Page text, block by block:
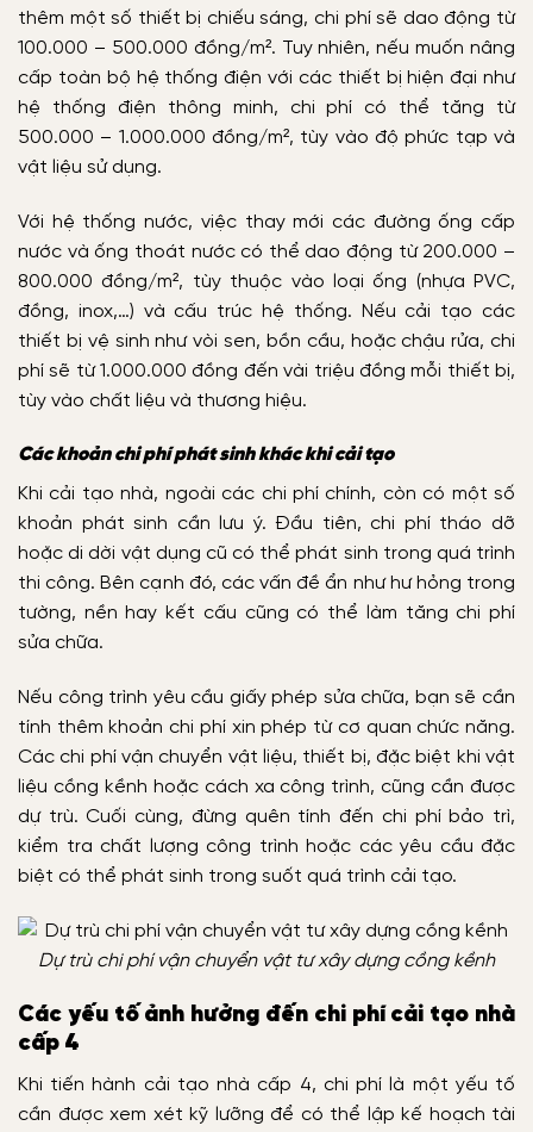
thêm một số thiết bị chiếu sáng, chi phí sẽ dao động từ
100.000 – 500.000 đồng/m². Tuy nhiên, nếu muốn nâng
cấp toàn bộ hệ thống điện với các thiết bị hiện đại như
hệ thống điện thông minh, chi phí có thể tăng từ
500.000 – 1.000.000 đồng/m², tùy vào độ phức tạp và
vật liệu sử dụng.
Với hệ thống nước, việc thay mới các đường ống cấp
nước và ống thoát nước có thể dao động từ 200.000 –
800.000 đồng/m², tùy thuộc vào loại ống (nhựa PVC,
đồng, inox,…) và cấu trúc hệ thống. Nếu cải tạo các
thiết bị vệ sinh như vòi sen, bồn cầu, hoặc chậu rửa, chi
phí sẽ từ 1.000.000 đồng đến vài triệu đồng mỗi thiết bị,
tùy vào chất liệu và thương hiệu.
Các khoản chi phí phát sinh khác khi cải tạo
Khi cải tạo nhà, ngoài các chi phí chính, còn có một số
khoản phát sinh cần lưu ý. Đầu tiên, chi phí tháo dỡ
hoặc di dời vật dụng cũ có thể phát sinh trong quá trình
thi công. Bên cạnh đó, các vấn đề ẩn như hư hỏng trong
tường, nền hay kết cấu cũng có thể làm tăng chi phí
sửa chữa.
Nếu công trình yêu cầu giấy phép sửa chữa, bạn sẽ cần
tính thêm khoản chi phí xin phép từ cơ quan chức năng.
Các chi phí vận chuyển vật liệu, thiết bị, đặc biệt khi vật
liệu cồng kềnh hoặc cách xa công trình, cũng cần được
dự trù. Cuối cùng, đừng quên tính đến chi phí bảo trì,
kiểm tra chất lượng công trình hoặc các yêu cầu đặc
biệt có thể phát sinh trong suốt quá trình cải tạo.
Dự trù chi phí vận chuyển vật tư xây dựng cồng kềnh
Các yếu tố ảnh hưởng đến chi phí cải tạo nhà
cấp 4
Khi tiến hành cải tạo nhà cấp 4, chi phí là một yếu tố
cần được xem xét kỹ lưỡng để có thể lập kế hoạch tài